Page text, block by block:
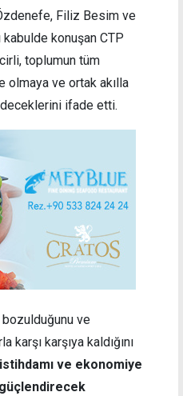
Filiz Besim ve
kabulde konuşan CTP
toplumun tüm
ve ortak akılla
ifade etti.
ve
karşıya kaldığını
ve ekonomiye